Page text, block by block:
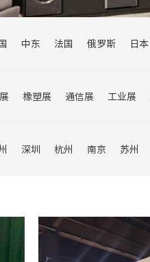
中东 法国 俄罗斯 日本
加拿大 菲律宾
橡塑展 通信展 工业展
饮料机械
深圳 杭州 南京 苏州